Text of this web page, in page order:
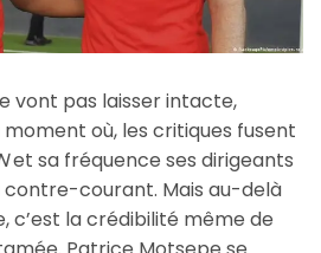
vont pas laisser intacte,
moment où, les critiques fusent
et sa fréquence ses dirigeants
courant. Mais au-delà
c’est la crédibilité même de